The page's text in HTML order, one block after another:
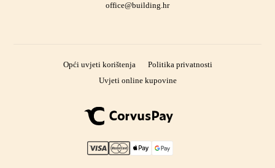
office@building.hr
Opći uvjeti korištenja
Politika privatnosti
Uvjeti online kupovine